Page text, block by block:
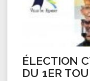
ÉLECTION
DU 1ER